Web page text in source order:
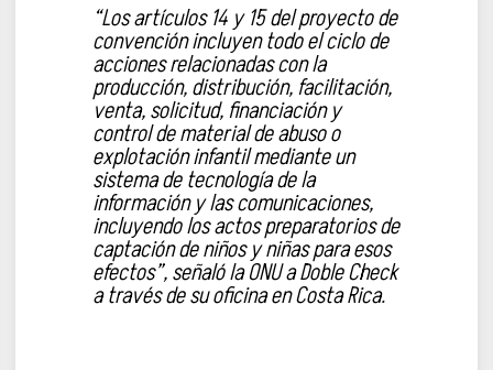
“Los artículos 14 y 15 del proyecto de
convención incluyen todo el ciclo de
acciones relacionadas con la
producción, distribución, facilitación,
venta, solicitud, financiación y
control de material de abuso o
explotación infantil mediante un
sistema de tecnología de la
información y las comunicaciones,
incluyendo los actos preparatorios de
captación de niños y niñas para esos
efectos”, señaló la ONU a Doble Check
a través de su oficina en Costa Rica.